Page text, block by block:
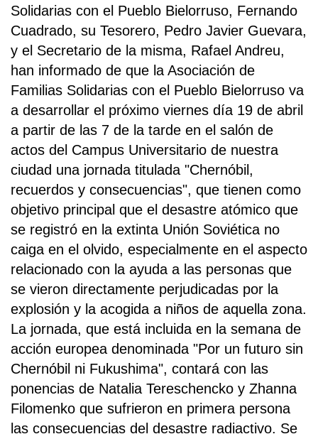
Solidarias con el Pueblo Bielorruso, Fernando
Cuadrado, su Tesorero, Pedro Javier Guevara,
y el Secretario de la misma, Rafael Andreu,
han informado de que la Asociación de
Familias Solidarias con el Pueblo Bielorruso va
a desarrollar el próximo viernes día 19 de abril
a partir de las 7 de la tarde en el salón de
actos del Campus Universitario de nuestra
ciudad una jornada titulada "Chernóbil,
recuerdos y consecuencias", que tienen como
objetivo principal que el desastre atómico que
se registró en la extinta Unión Soviética no
caiga en el olvido, especialmente en el aspecto
relacionado con la ayuda a las personas que
se vieron directamente perjudicadas por la
explosión y la acogida a niños de aquella zona.
La jornada, que está incluida en la semana de
acción europea denominada "Por un futuro sin
Chernóbil ni Fukushima", contará con las
ponencias de Natalia Tereschencko y Zhanna
Filomenko que sufrieron en primera persona
las consecuencias del desastre radiactivo. Se